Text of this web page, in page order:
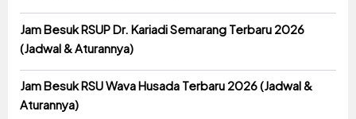
Jam Besuk RSUP Dr. Kariadi Semarang Terbaru 2026
(Jadwal & Aturannya)
Jam Besuk RSU Wava Husada Terbaru 2026 (Jadwal &
Aturannya)